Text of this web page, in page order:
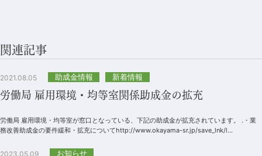
関連記事
2021.08.05 助成金情報 新着情報
労働局 雇用環境・均等室関係助成金の拡充
労働局 雇用環境・均等室が窓口となっている、下記の助成金が拡充されています。 .・業
務改善助成金の要件緩和・拡充についてhttp://www.okayama-sr.jp/save_lnk/l...
2023.05.09 お知らせ